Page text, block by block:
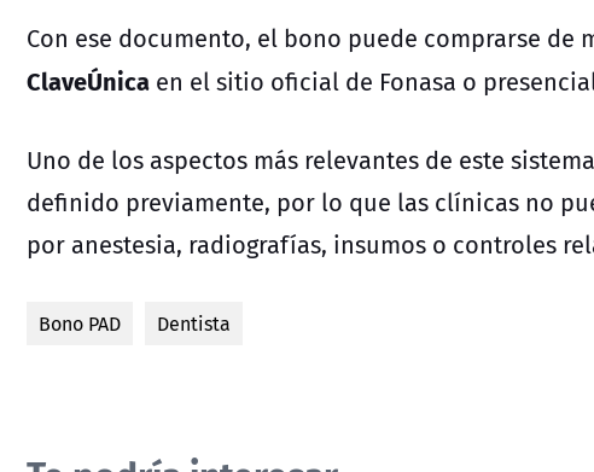
Con ese documento, el bono puede comprarse de
ClaveÚnica en el sitio oficial de Fonasa o
Uno de los aspectos más relevantes de este
definido previamente, por lo que las clínicas no
por anestesia, radiografías, insumos o controles
Bono PAD Dentista